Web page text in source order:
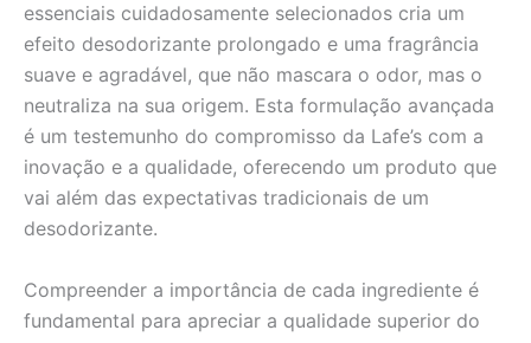
essenciais cuidadosamente selecionados cria um
efeito desodorizante prolongado e uma fragrância
suave e agradável, que não mascara o odor, mas o
neutraliza na sua origem. Esta formulação avançada
é um testemunho do compromisso da Lafe’s com a
inovação e a qualidade, oferecendo um produto que
vai além das expectativas tradicionais de um
desodorizante.
Compreender a importância de cada ingrediente é
fundamental para apreciar a qualidade superior do